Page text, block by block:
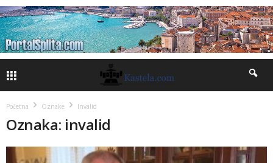
Početna Oznake Invalid
Oznaka: invalid